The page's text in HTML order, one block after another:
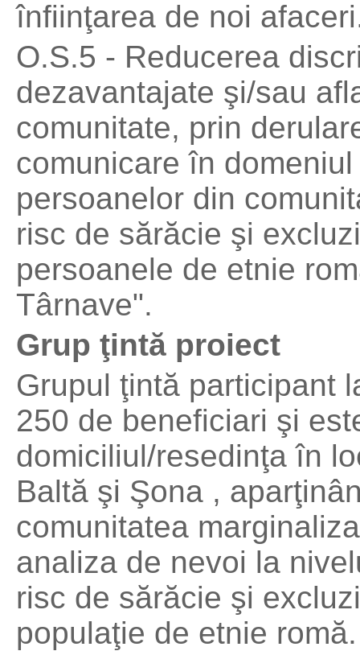
înfiinţarea de noi
O.S.5 - Reducerea
dezavantajate şi/sau
comunitate, prin
comunicare în
persoanelor din
risc de sărăcie şi
persoanele de etnie
Târnave".
Grup ţintă proiect
Grupul ţintă participant
250 de beneficiari şi
domiciliul/resedinţa în
Baltă şi Şona ,
comunitatea
analiza de nevoi la
risc de sărăcie şi
populaţie de etnie romă.